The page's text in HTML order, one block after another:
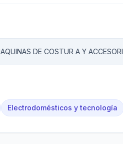
DE COSTUR A Y
Electrodomésticos y tecnología